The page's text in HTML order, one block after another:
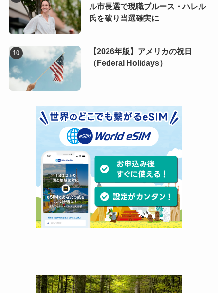
ル市長選で現職ブルース・ハレル
氏を破り当選確実に
【2026年版】アメリカの祝日
（Federal Holidays）